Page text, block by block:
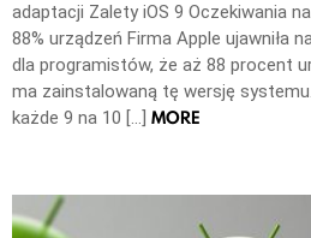
adaptacji Zalety iOS 9 Oczekiwania
88% urządzeń Firma Apple ujawniła
dla programistów, że aż 88 procent
ma zainstalowaną tę wersję
każde 9 na 10 […] MORE